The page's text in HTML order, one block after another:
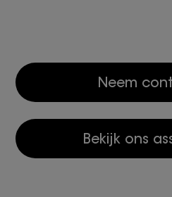
Neem
Bekijk ons